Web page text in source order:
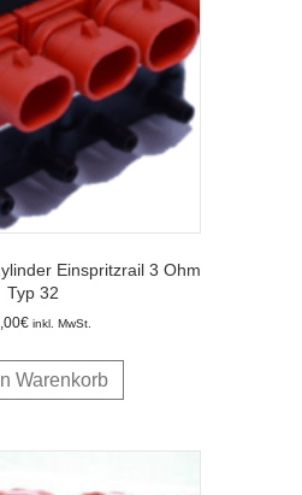
Einspritzrail 3 Ohm
Typ 32
€ inkl. MwSt.
Warenkorb